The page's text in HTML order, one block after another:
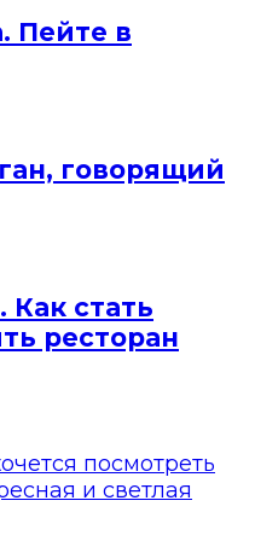
Пейте в
говорящий
стать
ресторан
посмотреть
и светлая